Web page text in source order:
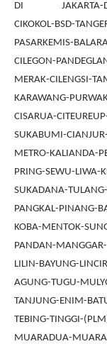
DI JAKARTA-
CIKOKOL-BSD-
PASARKEMIS-
CILEGON-
MERAK-CILENGSI-
KARAWANG-
CISARUA-
SUKABUMI-
METRO-KALIANDA-
PRING-SEWU-LIWA-
SUKADANA-
PANGKAL-PINANG-
KOBA-MENTOK-
PANDAN-
LILIN-BAYUNG-
AGUNG-TUGU-
TANJUNG-ENIM-
TEBING-TINGGI-
MUARADUA-